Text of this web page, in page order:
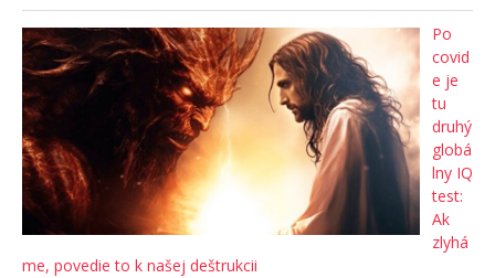
Po
covid
e je
tu
druhý
globá
lny IQ
test:
Ak
zlyhá
me, povedie to k našej deštrukcii